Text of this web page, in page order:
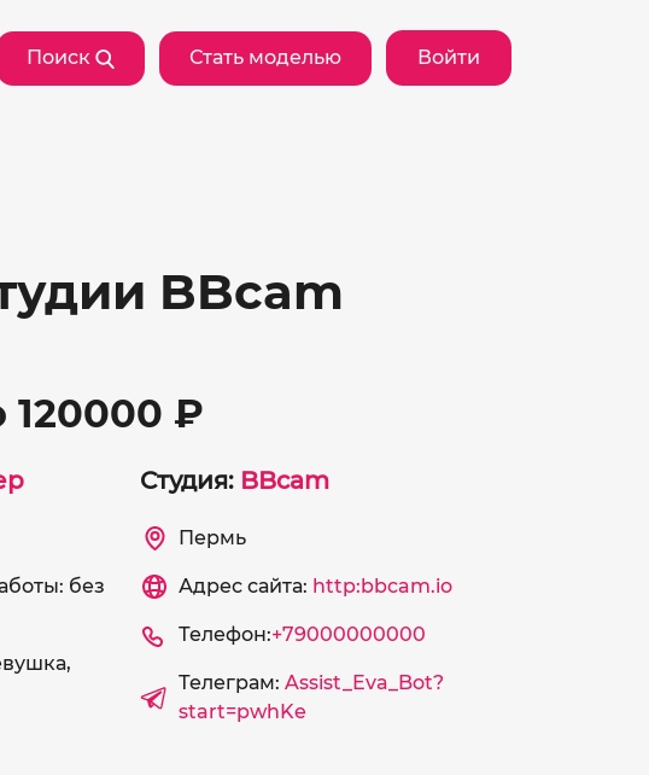
Поиск Стать моделью Войти
BBcam
120000 ₽
без
Студия: BBcam
Пермь
Адрес сайта: http:bbcam.io
Телефон:+79000000000
Телеграм: Assist_Eva_Bot?
start=pwhKe